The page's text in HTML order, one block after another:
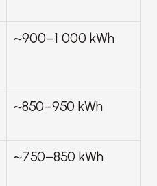
~900–1 000 kWh
~850–950 kWh
~750–850 kWh